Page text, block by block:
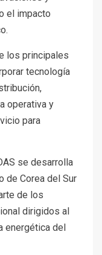
el impacto
los principales
tecnología
operativa y
para
se desarrolla
de Corea del Sur
de los
dirigidos al
energética del